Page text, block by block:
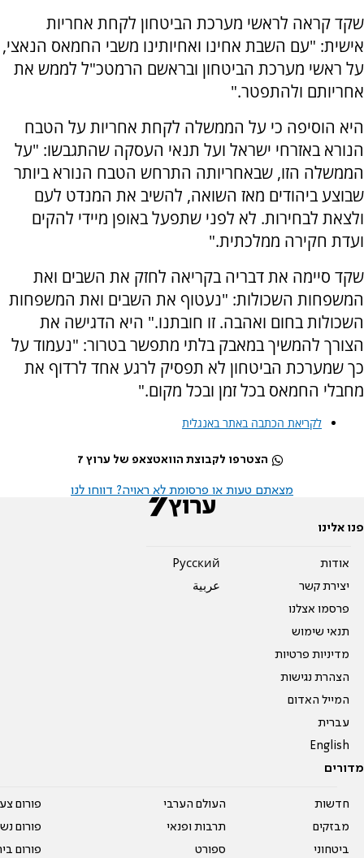
שקד קראה לראשי מערכת הביטחון לקחת אחריות
אישית: "עם השבת אחינו ואחיותינו משבי החמאס הנאצי,
על ראשי מערכת הביטחון ובראשם הרמטכ"ל לממש את
אחריותם ולהתפטר."
היא הוסיפה כי על הממשלה לקחת אחריות על הטבח
הנורא באזרחי ישראל ועל תנאי העסקה שהתגבשו: "על
הממשלה הזו, שבאחריותה התרחש הטבח הנורא ביותר
שבוצע ביהודים מאז השואה, להשיב את המנדט לעם
ולצאת לבחירות. לא לפני שתפעל באופן מיידי להקים
ועדת חקירה ממלכתית."
שקד סיימה את דבריה בקריאה לחזק את השבים ואת
המשפחות השכולות: "נעטוף את השבים ואת המשפחות
השכולות בחום ואהבה. זו חובתנו." היא הדגישה את
הצורך להמשיך במאבק בלתי מתפשר בטרור: "נעמוד על
כך שמערכת הביטחון לא תפסיק לרגע אחד לרדוף את
מחבלי החמאס בכל זמן ובכל מקום."
לקריאת הכתבה באתר באנגלית
הצטרפו לקבוצת הוואטצאפ של ערוץ 7
מצאתם טעות או פרסומת לא ראויה? דווחו לנו
פנו אלינו
אודות
יצירת קשר
פרסמו אצלנו
תנאי שימוש
מדיניות פרטיות
הצהרת נגישות
המייל האדום
עברית
English
Pусский
عربية
מדורים
חדשות
מבזקים
ביטחוני
העולם הערבי
תרבות ופנאי
ספורט
פורום
פורום
פורום